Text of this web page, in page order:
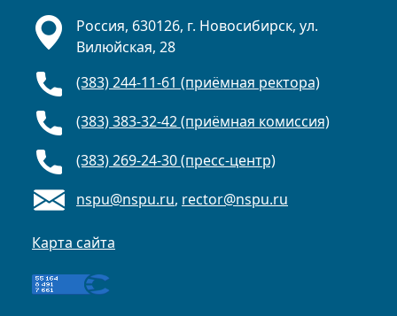
Россия, 630126, г. Новосибирск, ул.
Вилюйская, 28
(383) 244-11-61 (приёмная ректора)
(383) 383-32-42 (приёмная комиссия)
(383) 269-24-30 (пресс-центр)
nspu@nspu.ru, rector@nspu.ru
Карта сайта